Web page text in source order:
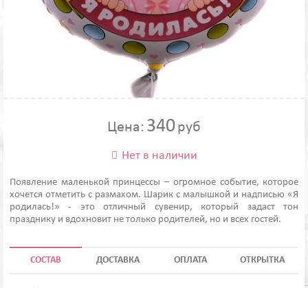
Цена: 340руб
 Нет в наличии
Появление маленькой принцессы – огромное событие, которое
хочется отметить с размахом. Шарик с малышкой и надписью «Я
родилась!» - это отличный сувенир, который задаст тон
празднику и вдохновит не только родителей, но и всех гостей.
СОСТАВ ДОСТАВКА ОПЛАТА ОТКРЫТКА